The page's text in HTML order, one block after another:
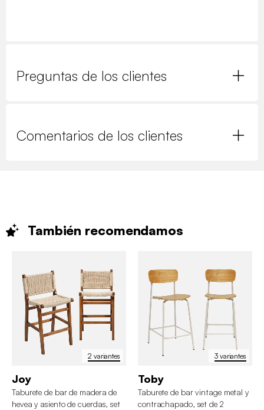
Preguntas de los clientes
Comentarios de los clientes
También recomendamos
2 variantes
Joy
Taburete de bar de madera de
hevea y asiento de cuerdas, set
3 variantes
Toby
Taburete de bar vintage metal y
contrachapado, set de 2